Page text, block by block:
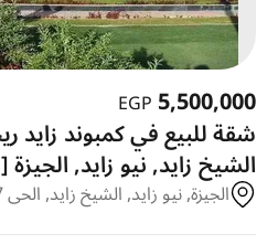
5,500,000
EGP
الشيخ زايد, نيو زايد, الجيزة [1]
الجيزة, نيو زايد, الشيخ زايد, الحى 17, كمبوند زايد ريجنسي